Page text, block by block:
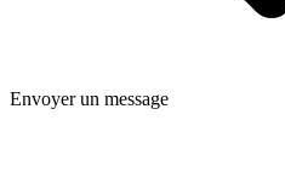
Envoyer un message